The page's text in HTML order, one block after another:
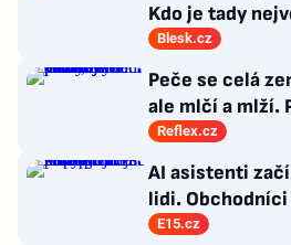
Kdo je tady
Blesk.cz
Peče se celá
ale mlčí a mlží.
počasí jsou
Česka
Reflex.cz
AI asistenti
lidi.
nový prodejní
E15.cz